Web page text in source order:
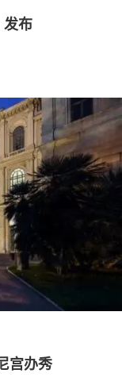
布
宫办秀